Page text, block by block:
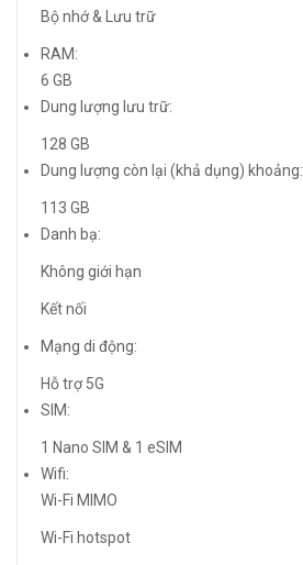
Bộ nhớ & Lưu trữ
RAM:
6 GB
Dung lượng lưu trữ:
128 GB
Dung lượng còn lại (khả dụng) khoảng:
113 GB
Danh bạ:
Không giới hạn
Kết nối
Mạng di động:
Hỗ trợ 5G
SIM:
1 Nano SIM & 1 eSIM
Wifi:
Wi-Fi MIMO
Wi-Fi hotspot